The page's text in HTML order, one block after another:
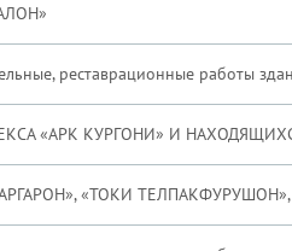
реставрационные работы
«АРК КУРГОНИ» И
«ТОКИ